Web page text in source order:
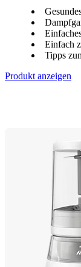
Einfach
Tipps
Produkt anzeigen